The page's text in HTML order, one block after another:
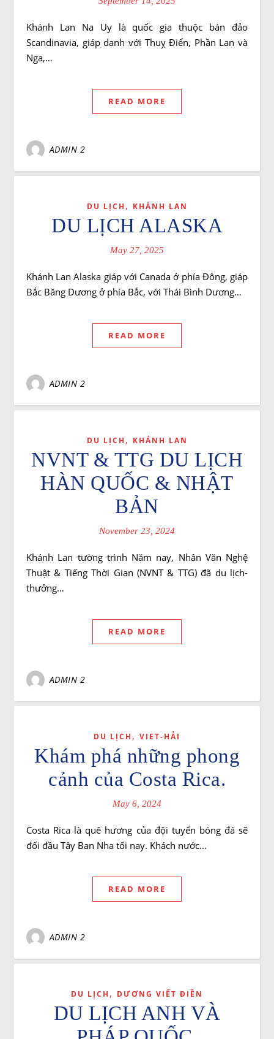
Khánh Lan Na Uy là quốc gia thuộc bán đảo
Scandinavia, giáp danh với Thuỵ Điển, Phần Lan và
Nga,…
READ MORE
ADMIN 2
DU LỊCH , KHÁNH LAN
DU LỊCH ALASKA
May 27, 2025
Khánh Lan Alaska giáp với Canada ở phía Đông, giáp
Bắc Băng Dương ở phía Bắc, với Thái Bình Dương…
READ MORE
ADMIN 2
DU LỊCH , KHÁNH LAN
NVNT & TTG DU LỊCH
HÀN QUỐC & NHẬT
BẢN
November 23, 2024
Khánh Lan tường trình Năm nay, Nhân Văn Nghệ
Thuật & Tiếng Thời Gian (NVNT & TTG) đã du lịch-
thưởng…
READ MORE
ADMIN 2
DU LỊCH , VIET-HẢI
Khám phá những phong
cảnh của Costa Rica.
May 6, 2024
Costa Rica là quê hương của đội tuyển bóng đá sẽ
đối đầu Tây Ban Nha tối nay. Khách nước…
READ MORE
ADMIN 2
DU LỊCH , DƯƠNG VIẾT ĐIỀN
DU LỊCH ANH VÀ